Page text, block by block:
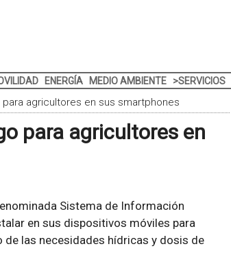
ENERGÍA MEDIO AMBIENTE >SERVICIOS
agricultores en sus smartphones
para agricultores en
Sistema de Información
en sus dispositivos móviles para
las necesidades hídricas y dosis de